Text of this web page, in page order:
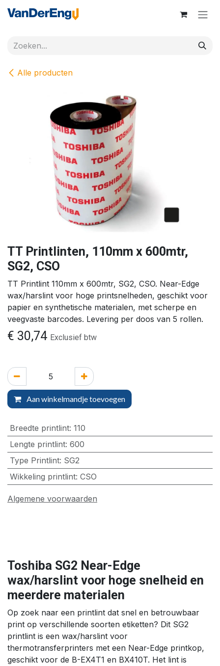
Alle producten
TT Printlinten, 110mm x 600mtr,
SG2, CSO
TT Printlint 110mm x 600mtr, SG2, CSO. Near-Edge
wax/harslint voor hoge printsnelheden, geschikt voor
papier en synthetische materialen, met scherpe en
veegvaste barcodes. Levering per doos van 5 rollen.
€ 30,74 Exclusief btw
Aan winkelmandje toevoegen
Breedte printlint: 110
Lengte printlint: 600
Type Printlint: SG2
Wikkeling printlint: CSO
Algemene voorwaarden
Toshiba SG2 Near-Edge
wax/harslint voor hoge snelheid en
meerdere materialen
Op zoek naar een printlint dat snel en betrouwbaar
print op verschillende soorten etiketten? Dit SG2
printlint is een wax/harslint voor
thermotransferprinters met een Near-Edge printkop,
geschikt voor de B-EX4T1 en BX410T. Het lint is